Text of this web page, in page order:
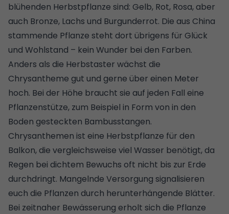
blühenden Herbstpflanze sind: Gelb, Rot, Rosa, aber
auch Bronze, Lachs und Burgunderrot. Die aus China
stammende Pflanze steht dort übrigens für Glück
und Wohlstand – kein Wunder bei den Farben.
Anders als die Herbstaster wächst die
Chrysantheme gut und gerne über einen Meter
hoch. Bei der Höhe braucht sie auf jeden Fall eine
Pflanzenstütze, zum Beispiel in Form von in den
Boden gesteckten Bambusstangen.
Chrysanthemen ist eine Herbstpflanze für den
Balkon, die vergleichsweise viel Wasser benötigt, da
Regen bei dichtem Bewuchs oft nicht bis zur Erde
durchdringt. Mangelnde Versorgung signalisieren
euch die Pflanzen durch herunterhängende Blätter.
Bei zeitnaher Bewässerung erholt sich die Pflanze